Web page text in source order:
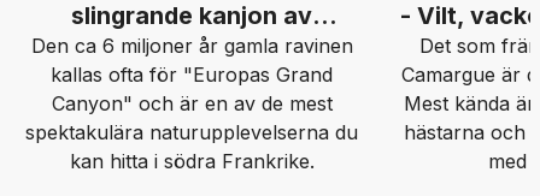
slingrande kanjon av
kalksten
Den ca 6 miljoner år gamla ravinen
kallas ofta för "Europas Grand
Canyon" och är en av de mest
spektakulära naturupplevelserna du
kan hitta i södra Frankrike.
- Vilt,
Det som
Camargue är
Mest kända
hästarna och
med